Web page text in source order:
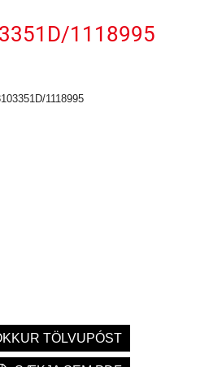
1118995
1118995
TÖLVUPÓST